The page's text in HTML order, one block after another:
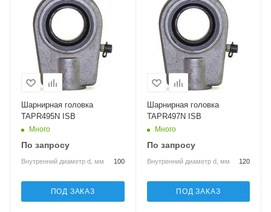
Шарнирная головка
TAPR495N ISB
Много
По запросу
Внутренний диаметр d, мм 100
ПОД ЗАКАЗ
Шарнирная головка
TAPR497N ISB
Много
По запросу
Внутренний диаметр d, мм 120
ПОД ЗАКАЗ